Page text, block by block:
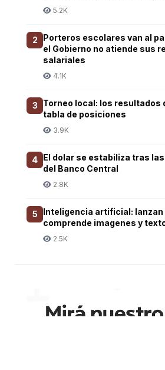
5.2K
2
Porteros escolares van al
el Gobierno no atiende sus
salariales
4.1K
3
Torneo local: los resultados
tabla de posiciones
3.9K
4 El dolar se estabiliza tras
del Banco Central
2.8K
5
Inteligencia artificial: lanzan
comprende imagenes y
2.5K